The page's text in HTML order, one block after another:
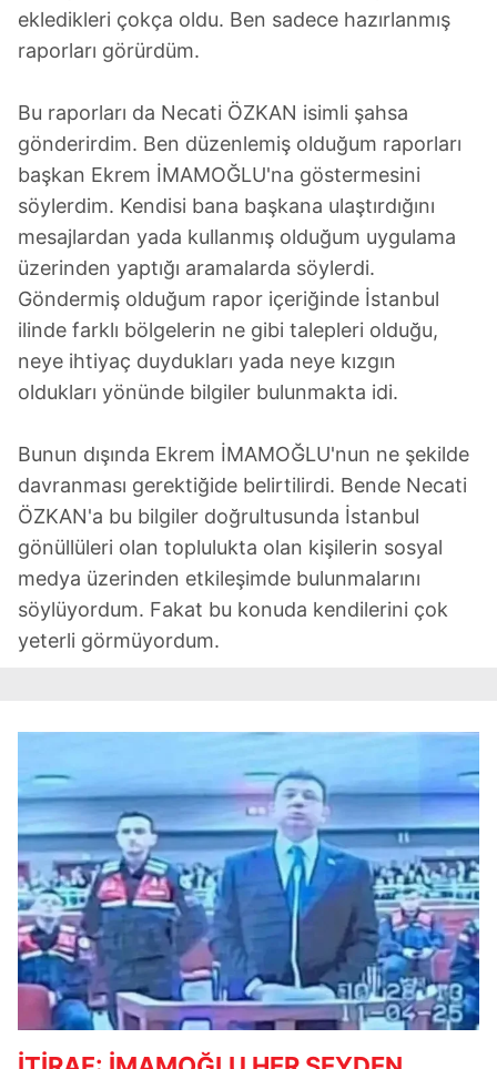
ekledikleri çokça oldu. Ben sadece hazırlanmış
raporları görürdüm.
Bu raporları da Necati ÖZKAN isimli şahsa
gönderirdim. Ben düzenlemiş olduğum raporları
başkan Ekrem İMAMOĞLU'na göstermesini
söylerdim. Kendisi bana başkana ulaştırdığını
mesajlardan yada kullanmış olduğum uygulama
üzerinden yaptığı aramalarda söylerdi.
Göndermiş olduğum rapor içeriğinde İstanbul
ilinde farklı bölgelerin ne gibi talepleri olduğu,
neye ihtiyaç duydukları yada neye kızgın
oldukları yönünde bilgiler bulunmakta idi.
Bunun dışında Ekrem İMAMOĞLU'nun ne şekilde
davranması gerektiğide belirtilirdi. Bende Necati
ÖZKAN'a bu bilgiler doğrultusunda İstanbul
gönüllüleri olan toplulukta olan kişilerin sosyal
medya üzerinden etkileşimde bulunmalarını
söylüyordum. Fakat bu konuda kendilerini çok
yeterli görmüyordum.